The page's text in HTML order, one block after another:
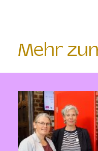
Mehr